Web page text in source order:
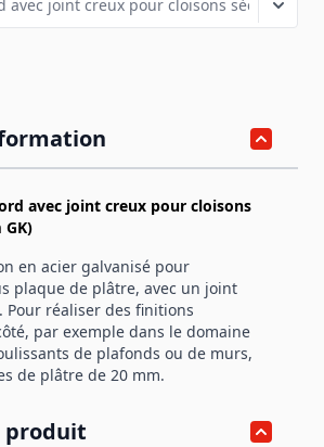
avec joint creux pour cloisons
GK)
en acier galvanisé pour
plaque de plâtre, avec un joint
Pour réaliser des finitions
par exemple dans le domaine
de plafonds ou de murs,
de plâtre de 20 mm.
produit